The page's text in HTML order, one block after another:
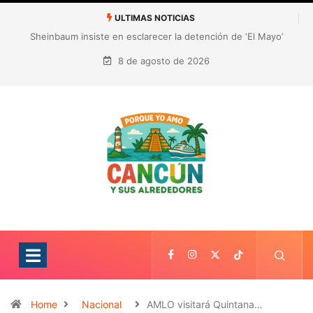
ULTIMAS NOTICIAS
¿Quién es Galita Ari y por qué acusa a RoRo de robar contenido?
La polémica que sacude las redes sociales
8 de agosto de 2026
Home Nacional AMLO visitará Quintana…